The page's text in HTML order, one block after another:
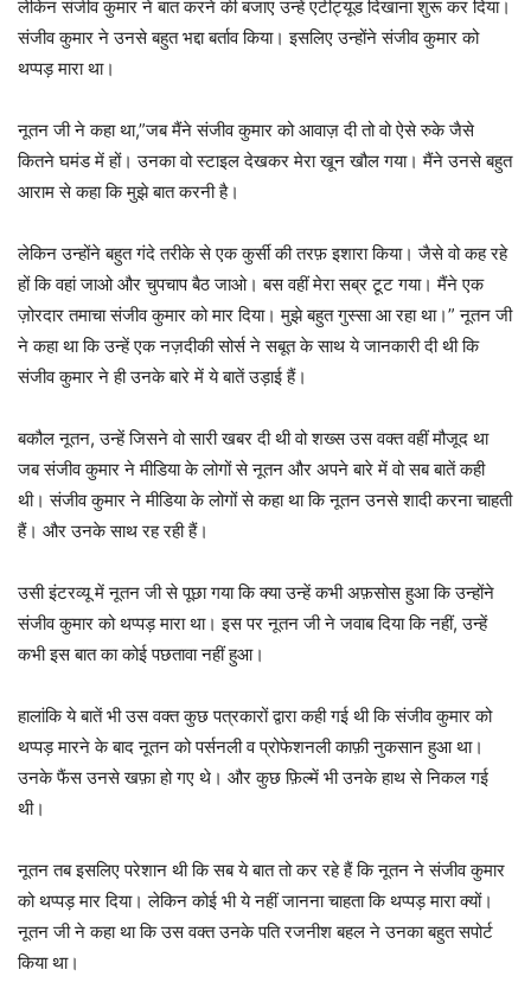
लेकिन संजीव कुमार ने बात करने की बजाए उन्हें एटीट्यूड दिखाना शुरू कर दिया।
संजीव कुमार ने उनसे बहुत भद्दा बर्ताव किया। इसलिए उन्होंने संजीव कुमार को
थप्पड़ मारा था।
नूतन जी ने कहा था,”जब मैंने संजीव कुमार को आवाज़ दी तो वो ऐसे रुके जैसे
कितने घमंड में हों। उनका वो स्टाइल देखकर मेरा खून खौल गया। मैंने उनसे बहुत
आराम से कहा कि मुझे बात करनी है।
लेकिन उन्होंने बहुत गंदे तरीके से एक कुर्सी की तरफ़ इशारा किया। जैसे वो कह रहे
हों कि वहां जाओ और चुपचाप बैठ जाओ। बस वहीं मेरा सब्र टूट गया। मैंने एक
ज़ोरदार तमाचा संजीव कुमार को मार दिया। मुझे बहुत गुस्सा आ रहा था।” नूतन जी
ने कहा था कि उन्हें एक नज़दीकी सोर्स ने सबूत के साथ ये जानकारी दी थी कि
संजीव कुमार ने ही उनके बारे में ये बातें उड़ाई हैं।
बकौल नूतन, उन्हें जिसने वो सारी खबर दी थी वो शख्स उस वक्त वहीं मौजूद था
जब संजीव कुमार ने मीडिया के लोगों से नूतन और अपने बारे में वो सब बातें कही
थी। संजीव कुमार ने मीडिया के लोगों से कहा था कि नूतन उनसे शादी करना चाहती
हैं। और उनके साथ रह रही हैं।
उसी इंटरव्यू में नूतन जी से पूछा गया कि क्या उन्हें कभी अफ़सोस हुआ कि उन्होंने
संजीव कुमार को थप्पड़ मारा था। इस पर नूतन जी ने जवाब दिया कि नहीं, उन्हें
कभी इस बात का कोई पछतावा नहीं हुआ।
हालांकि ये बातें भी उस वक्त कुछ पत्रकारों द्वारा कही गई थी कि संजीव कुमार को
थप्पड़ मारने के बाद नूतन को पर्सनली व प्रोफेशनली काफ़ी नुकसान हुआ था।
उनके फैंस उनसे खफ़ा हो गए थे। और कुछ फ़िल्में भी उनके हाथ से निकल गई
थी।
नूतन तब इसलिए परेशान थी कि सब ये बात तो कर रहे हैं कि नूतन ने संजीव कुमार
को थप्पड़ मार दिया। लेकिन कोई भी ये नहीं जानना चाहता कि थप्पड़ मारा क्यों।
नूतन जी ने कहा था कि उस वक्त उनके पति रजनीश बहल ने उनका बहुत सपोर्ट
किया था।